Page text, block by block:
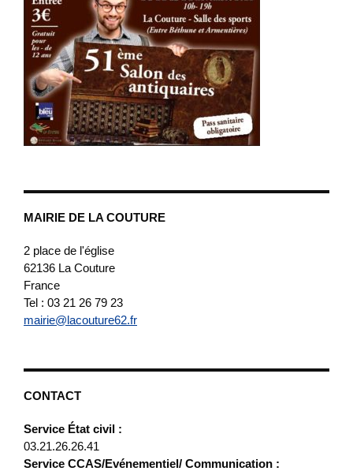
MAIRIE DE LA COUTURE
2 place de l'église
62136 La Couture
France
Tel : 03 21 26 79 23
mairie@lacouture62.fr
CONTACT
Service État civil :
03.21.26.26.41
Service CCAS/Evénementiel/ Communication :